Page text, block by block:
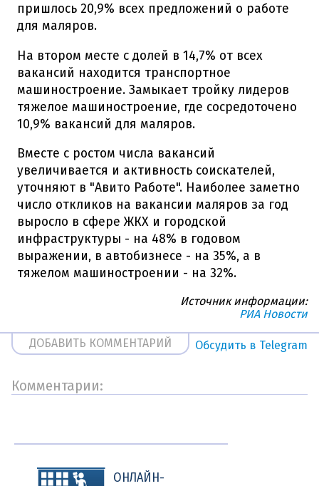
пришлось 20,9% всех предложений о работе
для маляров.
На втором месте с долей в 14,7% от всех
вакансий находится транспортное
машиностроение. Замыкает тройку лидеров
тяжелое машиностроение, где сосредоточено
10,9% вакансий для маляров.
Вместе с ростом числа вакансий
увеличивается и активность соискателей,
уточняют в "Авито Работе". Наиболее заметно
число откликов на вакансии маляров за год
выросло в сфере ЖКХ и городской
инфраструктуры - на 48% в годовом
выражении, в автобизнесе - на 35%, а в
тяжелом машиностроении - на 32%.
Источник информации:
РИА Новости
ДОБАВИТЬ КОММЕНТАРИЙ Обсудить в Telegram
Комментарии:
новости
ОНЛАЙН-